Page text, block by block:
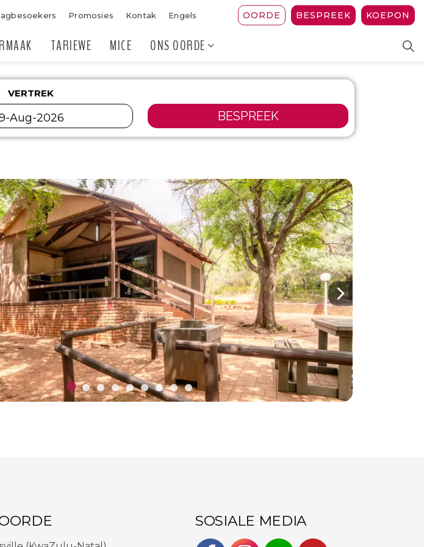
TARIEWE MICE ONS OORDE
Promosies Kontak Engels OORDE BESPREEK KOEPON
VERTREK
BESPREEK
Next
SOSIALE MEDIA